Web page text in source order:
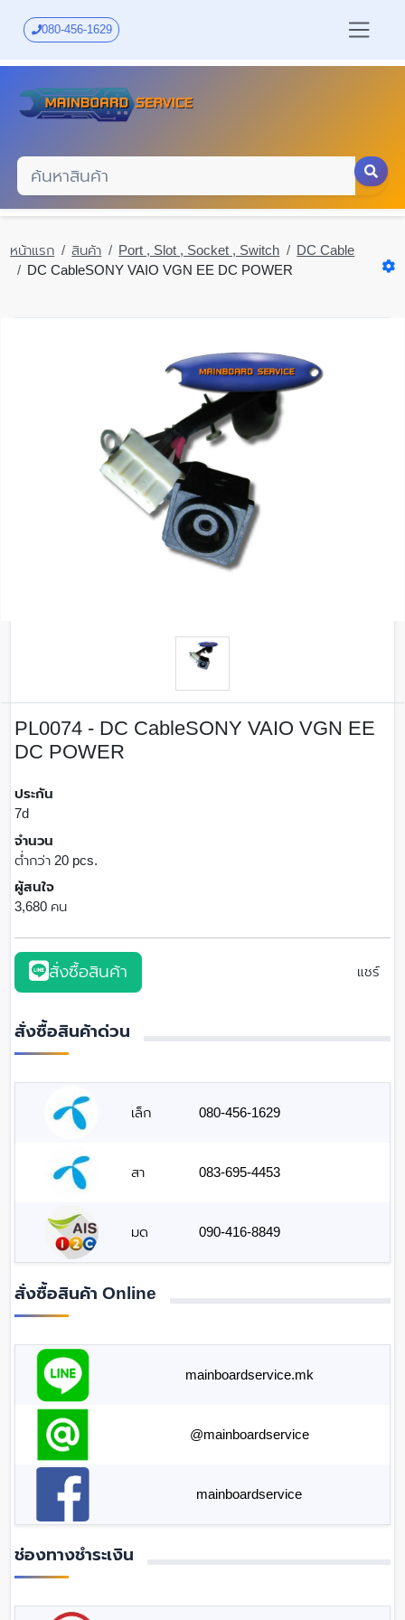
content
080-456-1629
หน้าแรก สินค้า Port , Slot , Socket , Switch
DC Cable
DC CableSONY VAIO VGN EE DC POWER
PL0074 - DC CableSONY VAIO VGN EE
DC POWER
ประกัน
7d
จำนวน
ต่ำกว่า 20 pcs.
ผู้สนใจ
3,680 คน
สั่งซื้อสินค้า แชร์
สั่งซื้อสินค้าด่วน
เล็ก 080-456-1629
สา 083-695-4453
มด 090-416-8849
สั่งซื้อสินค้า Online
mainboardservice.mk
@mainboardservice
mainboardservice
ช่องทางชำระเงิน